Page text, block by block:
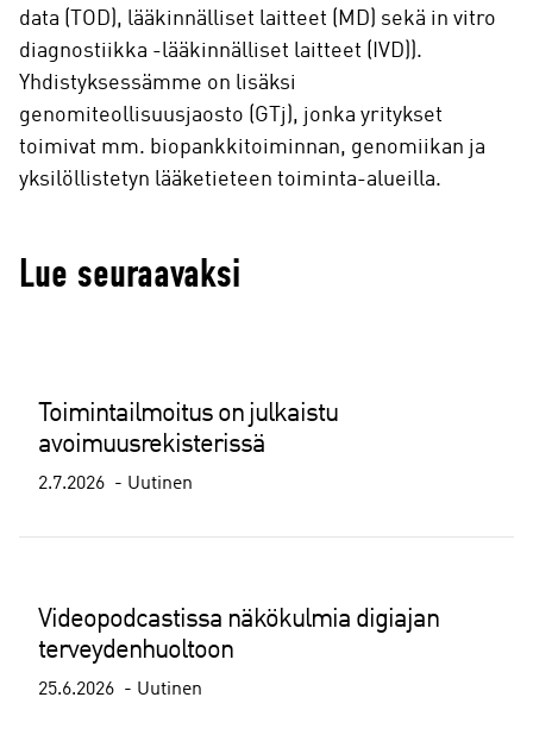
data (TOD), lääkinnälliset laitteet (MD) sekä in vitro
diagnostiikka -lääkinnälliset laitteet (IVD)).
Yhdistyksessämme on lisäksi
genomiteollisuusjaosto (GTj), jonka yritykset
toimivat mm. biopankkitoiminnan, genomiikan ja
yksilöllistetyn lääketieteen toiminta-alueilla.
Lue seuraavaksi
Toimintailmoitus on julkaistu
avoimuusrekisterissä
2.7.2026 Uutinen
Videopodcastissa näkökulmia digiajan
terveydenhuoltoon
25.6.2026 Uutinen